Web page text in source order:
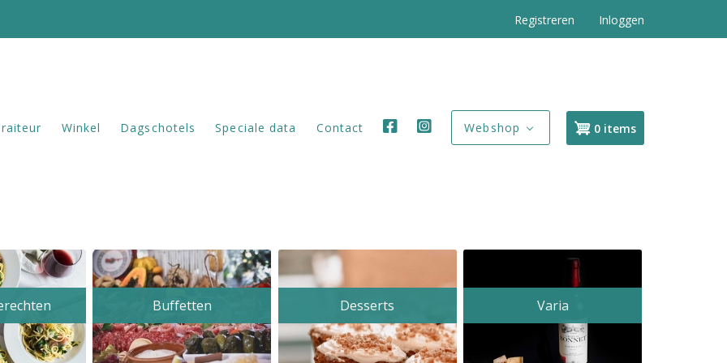
Registreren Inloggen
Winkel Dagschotels Speciale data Contact Webshop 0 items
Buffetten Desserts Varia